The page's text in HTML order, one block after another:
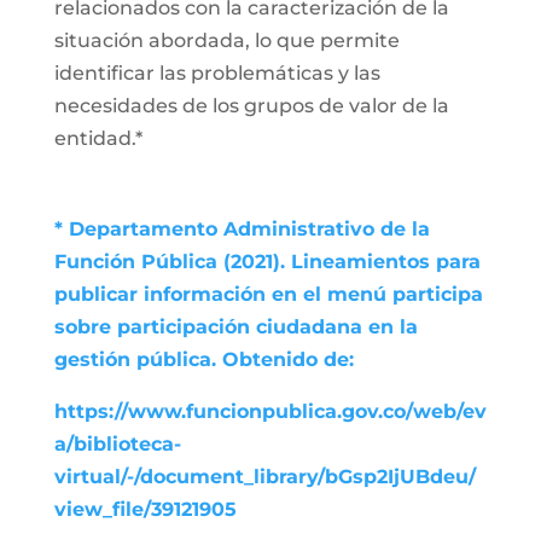
relacionados con la caracterización de la
situación abordada, lo que permite
identificar las problemáticas y las
necesidades de los grupos de valor de la
entidad.*
* Departamento Administrativo de la
Función Pública (2021). Lineamientos para
publicar información en el menú participa
sobre participación ciudadana en la
gestión pública. Obtenido de:
https://www.funcionpublica.gov.co/web/ev
a/biblioteca-
virtual/-/document_library/bGsp2IjUBdeu/
view_file/39121905